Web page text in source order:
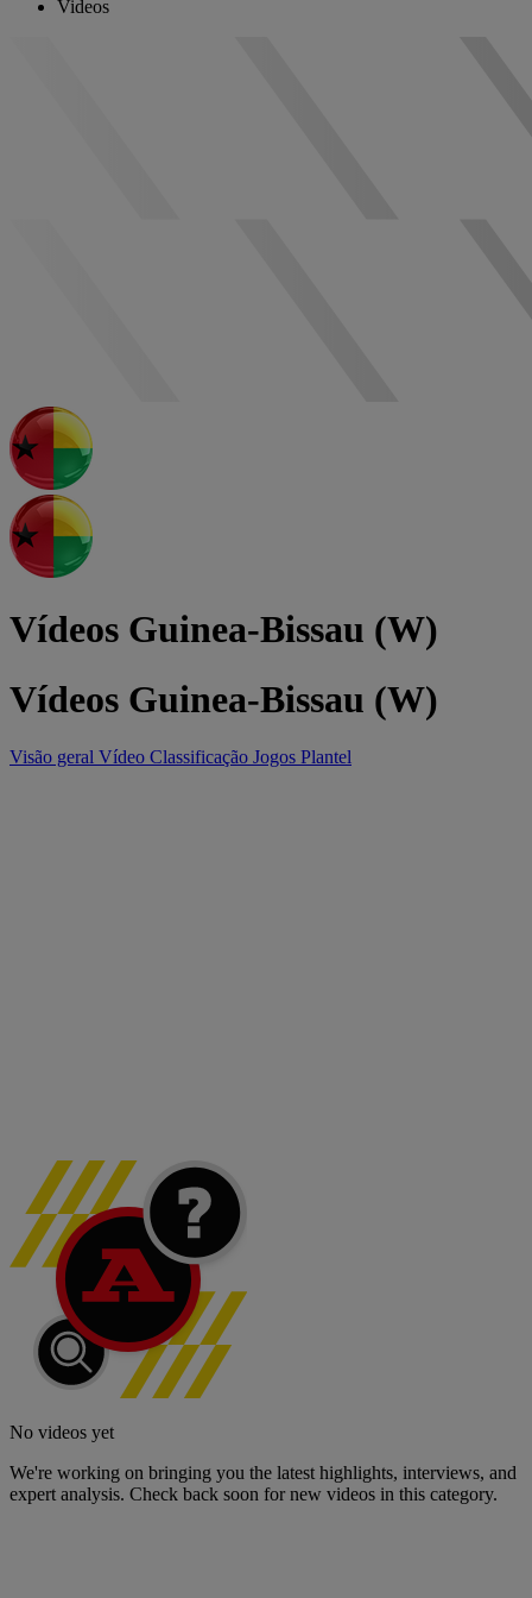
Videos
Vídeos Guinea-Bissau (W)
Vídeos Guinea-Bissau (W)
Visão geral Vídeo Classificação Jogos Plantel
No videos yet
We're working on bringing you the latest highlights, interviews, and
expert analysis. Check back soon for new videos in this category.